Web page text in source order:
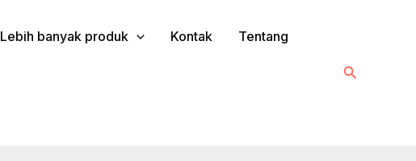
Lebih banyak produk Kontak Tentang
Cari